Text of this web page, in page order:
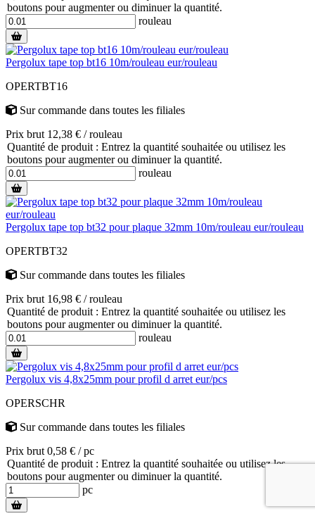
boutons pour augmenter ou diminuer la quantité.
rouleau
Pergolux tape top bt16 10m/rouleau eur/rouleau
OPERTBT16
Sur commande dans toutes les filiales
Prix brut 12,38 € / rouleau
Quantité de produit : Entrez la quantité souhaitée ou utilisez les
boutons pour augmenter ou diminuer la quantité.
rouleau
Pergolux tape top bt32 pour plaque 32mm 10m/rouleau eur/rouleau
OPERTBT32
Sur commande dans toutes les filiales
Prix brut 16,98 € / rouleau
Quantité de produit : Entrez la quantité souhaitée ou utilisez les
boutons pour augmenter ou diminuer la quantité.
rouleau
Pergolux vis 4,8x25mm pour profil d arret eur/pcs
OPERSCHR
Sur commande dans toutes les filiales
Prix brut 0,58 € / pc
Quantité de produit : Entrez la quantité souhaitée ou utilisez les
boutons pour augmenter ou diminuer la quantité.
pc